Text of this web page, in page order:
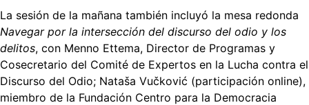
La sesión de la mañana también incluyó la mesa redonda
Navegar por la intersección del discurso del odio y los
delitos, con Menno Ettema, Director de Programas y
Cosecretario del Comité de Expertos en la Lucha contra el
Discurso del Odio; Nataša Vučković (participación online),
miembro de la Fundación Centro para la Democracia